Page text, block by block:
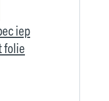
iep
folie